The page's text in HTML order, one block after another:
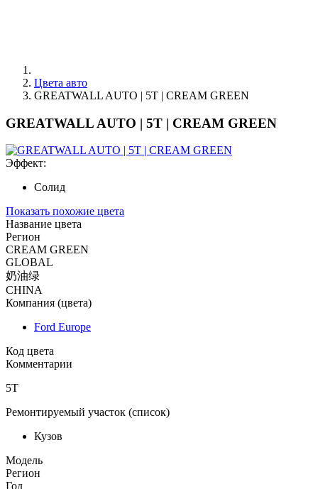
Цвета авто
GREATWALL AUTO | 5T | CREAM GREEN
GREATWALL AUTO | 5T | CREAM GREEN
Эффект:
Солид
Показать похожие цвета
Название цвета
Регион
CREAM GREEN
GLOBAL
奶油绿
CHINA
Компания (цвета)
Ford Europe
Код цвета
Комментарии
5T
Ремонтируемый участок (список)
Кузов
Moдель
Регион
Год